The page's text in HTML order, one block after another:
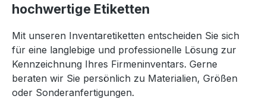
hochwertige Etiketten
Mit unseren Inventaretiketten entscheiden Sie sich
für eine langlebige und professionelle Lösung zur
Kennzeichnung Ihres Firmeninventars. Gerne
beraten wir Sie persönlich zu Materialien, Größen
oder Sonderanfertigungen.